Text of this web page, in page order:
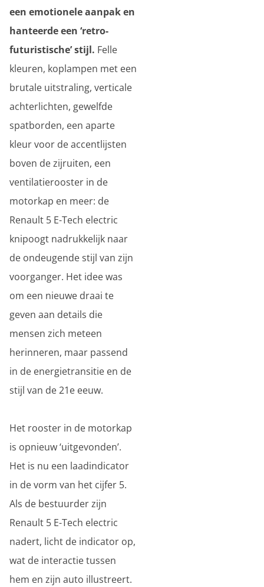
een emotionele aanpak en
hanteerde een ‘retro-
futuristische’ stijl. Felle
kleuren, koplampen met een
brutale uitstraling, verticale
achterlichten, gewelfde
spatborden, een aparte
kleur voor de accentlijsten
boven de zijruiten, een
ventilatierooster in de
motorkap en meer: de
Renault 5 E-Tech electric
knipoogt nadrukkelijk naar
de ondeugende stijl van zijn
voorganger. Het idee was
om een nieuwe draai te
geven aan details die
mensen zich meteen
herinneren, maar passend
in de energietransitie en de
stijl van de 21e eeuw.
Het rooster in de motorkap
is opnieuw ‘uitgevonden’.
Het is nu een laadindicator
in de vorm van het cijfer 5.
Als de bestuurder zijn
Renault 5 E-Tech electric
nadert, licht de indicator op,
wat de interactie tussen
hem en zijn auto illustreert.